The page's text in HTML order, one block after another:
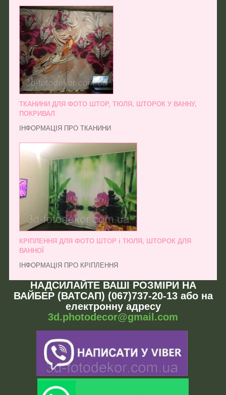
ТКАНИНИ ДЛЯ ФОТО ШТОР, ТЮЛЯ, ШТОРОК У ВАННУ,
ПОКРИВАЛ
ІНФОРМАЦІЯ ПРО ТКАНИНИ
КРІПЛЕННЯ ДЛЯ ФОТО ШТОР і ТЮЛЯ, ШТОРОК ДЛЯ
ВАННОЇ
ІНФОРМАЦІЯ ПРО КРІПЛЕННЯ
НАДСИЛАЙТЕ ВАШІ РОЗМІРИ НА
ВАЙБЕР (ВАТСАП) (067)737-20-13 або на
електронну адресу
3d.photodecor@gmail.com